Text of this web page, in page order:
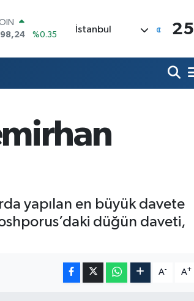
%0.18
%0.32
%-14
İstanbul 25
yapılan en büyük davete
düğün daveti,
A- A+